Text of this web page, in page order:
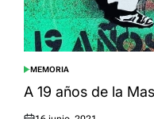
POSTED
IN
MEMORIA
A 19 años de la